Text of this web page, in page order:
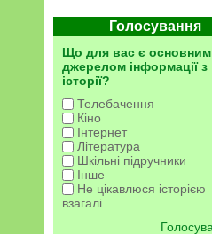
Голосування
Що для вас є основним
джерелом інформації з
історії?
Телебачення
Кіно
Інтернет
Література
Шкільні підручники
Інше
Не цікавлюся історією
взагалі